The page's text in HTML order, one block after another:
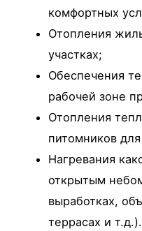
комфортных
Отопления
участках;
Обеспечения
рабочей зоне
Отопления
питомников
Нагревания
открытым
выработках,
террасах и т.д.).